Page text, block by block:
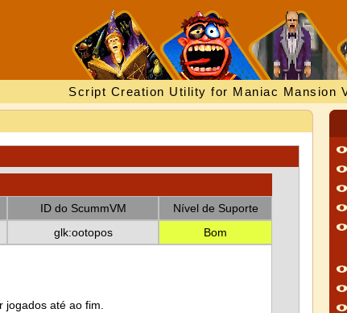
Script Creation Utility for Maniac Mansion
ID do ScummVM
Nível de Suporte
glk:ootopos Bom
até ao fim.